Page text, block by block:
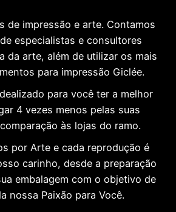
de impressão e arte. Contamos
especialistas e consultores
da arte, além de utilizar os mais
para impressão Giclée.
para você ter a melhor
4 vezes menos pelas suas
às lojas do ramo.
por Arte e cada reprodução é
carinho, desde a preparação
embalagem com o objetivo de
nossa Paixão para Você.